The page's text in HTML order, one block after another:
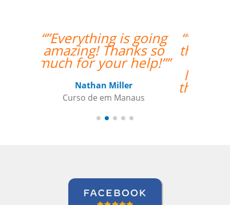
“”Amazing how quickly
the two weeks went by
and tomorrow is my
last day with Milena. I
thoroughly enjoyed my
classes and would
recommend her
anytime. ””